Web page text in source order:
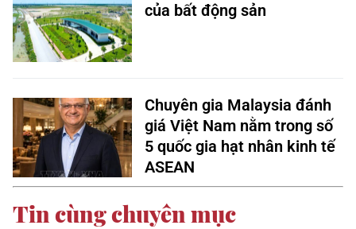
của bất động sản
Chuyên gia Malaysia đánh
giá Việt Nam nằm trong số
5 quốc gia hạt nhân kinh tế
ASEAN
Tin cùng chuyên mục